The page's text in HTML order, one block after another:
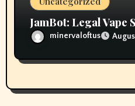
JamBot: Legal Vape
minervaloftus